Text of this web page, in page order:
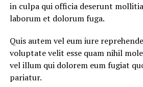
in culpa qui officia deserunt
laborum et dolorum fuga.
Quis autem vel eum iure
voluptate velit esse quam nihil
vel illum qui dolorem eum fugiat
pariatur.